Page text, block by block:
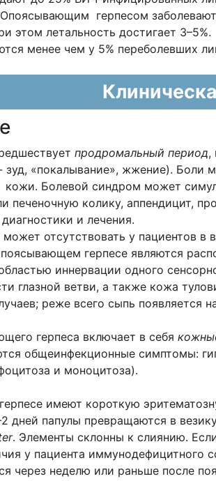
герпесом
этом летальность достигает 3–5%.
менее чем у 5% переболевших
продромальный период,
«покалывание», жжение). Боли
Болевой синдром может
печеночную колику, аппендицит,
и лечения.
отсутствовать у пациентов
герпесе являются
иннервации одного
глазной ветви, а также кожа
реже всего сыпь появляется
герпеса включает в себя
общеинфекционные симптомы:
и моноцитоза).
имеют короткую
дней папулы превращаются в
. Элементы склонны к слиянию.
у пациента иммунодефицитного
через неделю или раньше после